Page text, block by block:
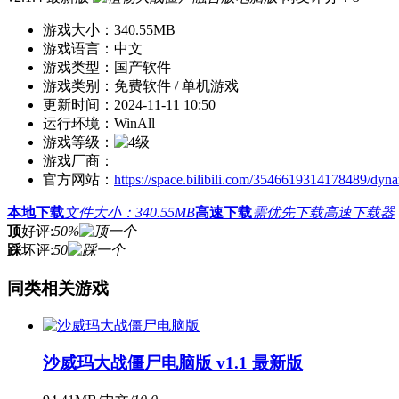
游戏大小： 340.55MB
游戏语言： 中文
游戏类型： 国产软件
游戏类别： 免费软件 / 单机游戏
更新时间： 2024-11-11 10:50
运行环境： WinAll
游戏等级：
游戏厂商：
官方网站： https://space.bilibili.com/3546619314178489/
本地下载文件大小：340.55MB高速下载需优先下载高速下载器
顶好评:50%
踩坏评:50
同类相关游戏
沙威玛大战僵尸电脑版 v1.1 最新版